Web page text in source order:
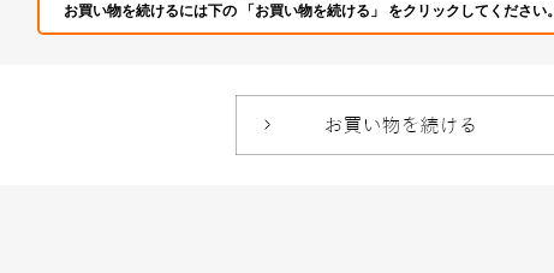
お買い物を続けるには下の 「お買い物を続ける」 をクリックしてください。